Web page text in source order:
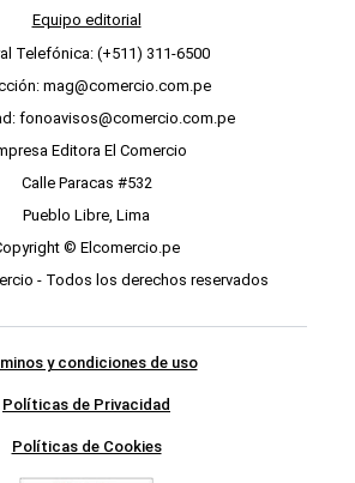
Equipo editorial
Telefónica: (+511) 311-6500
mag@comercio.com.pe
fonoavisos@comercio.com.pe
Editora El Comercio
Calle Paracas #532
Pueblo Libre, Lima
© Elcomercio.pe
- Todos los derechos reservados
y condiciones de uso
Políticas de Privacidad
Políticas de Cookies